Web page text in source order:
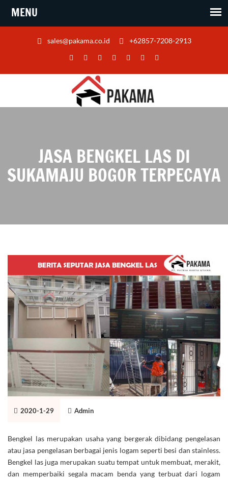
sales@pakama.co.id +62857-7208-2913
JASA BENGKEL LAS DI
SUKAMAJU BOGOR TERPECAYA
2020-1-29 Admin
Bengkel las merupakan usaha yang bergerak dibidang pengelasan
atau jasa pengelasan berbagai jenis logam seperti besi dan stainless.
Bengkel las juga merupakan suatu tempat untuk membuat, merakit,
dan memperbaiki segala macam benda yang terbuat dari logam